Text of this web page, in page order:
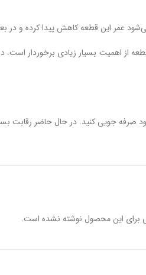
عمر این قطعه کاهش پیدا کرده و در
اهمیت بسیار زیادی برخوردار است.
جویی کنید. در حال حاضر رقابت
برای این محصول نوشته نشده است.